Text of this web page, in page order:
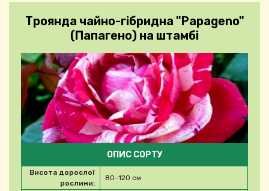
Троянда чайно-гібридна "Papageno"
(Папагено) на штамбі
ОПИС СОРТУ
Висота дорослої
рослини:
80-120 см